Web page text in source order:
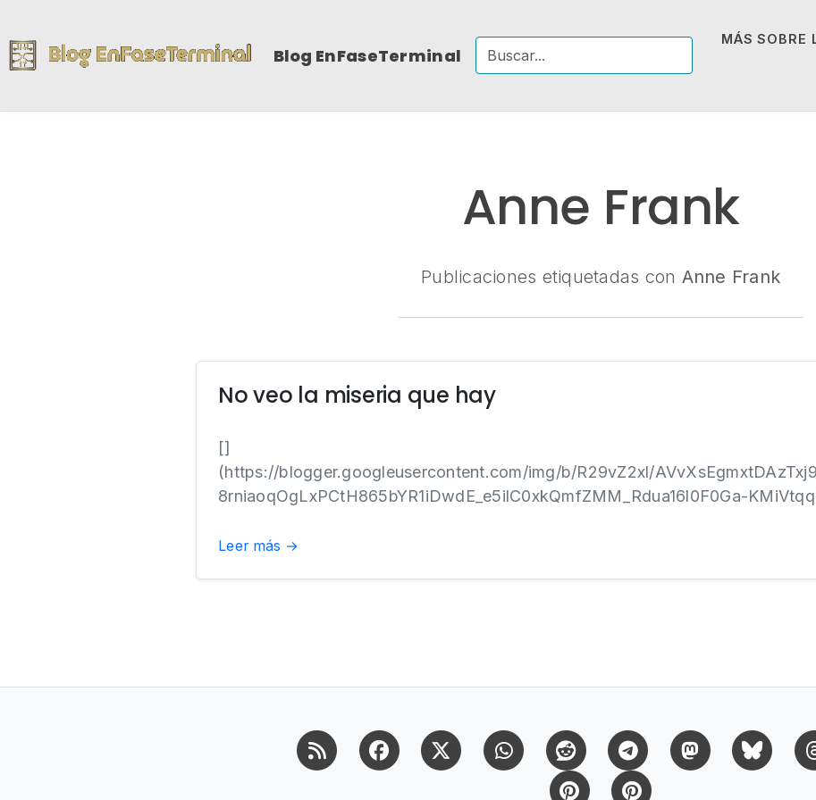
Blog EnFaseTerminal
MÁS SOBRE
Anne Frank
Publicaciones etiquetadas con Anne Frank
No veo la miseria que hay
[]
(https://blogger.googleusercontent.com/img/b/R29vZ2xl/
8rniaoqOgLxPCtH865bYR1iDwdE_e5ilC0xkQmfZMM_Rdua16l0F0Ga-
Leer más →
RSS FacebookX (Twitter)WhatsappReddit Telegram Mastodon
Pinterest